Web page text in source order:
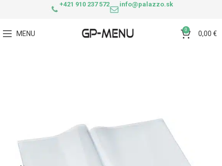
+421 910 237 572 info@palazzo.sk
MENU 0 0,00 €